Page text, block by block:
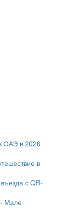
ОАЭ в 2026
в
с QR-
- Мале